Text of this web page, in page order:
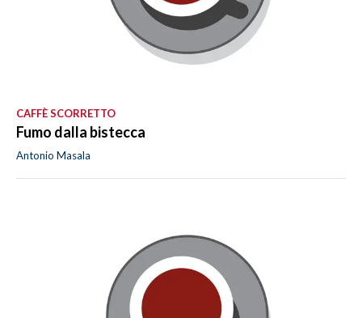
CAFFÈ SCORRETTO
Fumo dalla bistecca
Antonio Masala